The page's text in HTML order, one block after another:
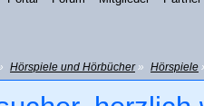
Hörspiele und Hörbücher» Hörspiele